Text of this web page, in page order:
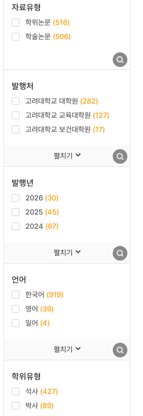
자료유형
학위논문 (516)
학술논문 (506)
발행처
고려대학교 대학원 (282)
고려대학교 교육대학원 (127)
고려대학교 보건대학원 (17)
펼치기
발행년
2026 (30)
2025 (45)
2024 (67)
펼치기
언어
한국어 (919)
영어 (39)
일어 (4)
펼치기
학위유형
석사 (427)
박사 (89)